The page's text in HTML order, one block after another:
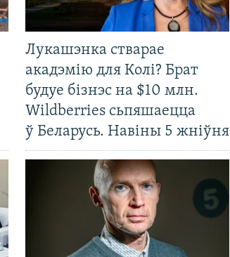
Лукашэнка стварае
акадэмію для Колі? Брат
будуе бізнэс на $10 млн.
Wildberries сьпяшаецца
ў Беларусь. Навіны 5 жніўня